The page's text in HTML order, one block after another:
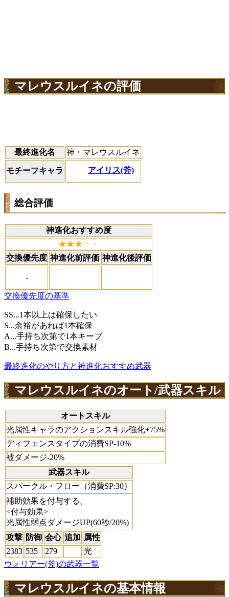
マレウスルイネの評価
最終進化名 神・マレウスルイネ
モチーフキャラ アイリス(斧)
総合評価
神進化おすすめ度
★★★・・
交換優先度 神進化前評価 神進化後評価
-
交換優先度の基準
SS...1本以上は確保したい
S...余裕があれば1本確保
A...手持ち次第で1本キープ
B...手持ち次第で交換素材
最終進化のやり方と神進化おすすめ武器
マレウスルイネのオート/武器スキル
オートスキル
光属性キャラのアクションスキル強化+75%
ディフェンスタイプの消費SP-10%
被ダメージ-20%
武器スキル
スパークル・フロー（消費SP:30）
補助効果を付与する。
<付与効果>
光属性弱点ダメージUP(60秒/20%)
攻撃 防御 会心 追加 属性
2383 535 279
光
ウォリアー(斧)の武器一覧
マレウスルイネの基本情報